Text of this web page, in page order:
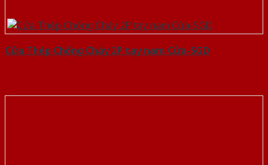
Cửa Thép Chống Cháy 2P tay nam Cửa-SGD